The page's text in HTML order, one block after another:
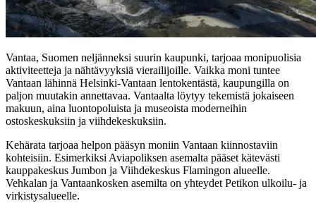
Vantaa, Suomen neljänneksi suurin kaupunki, tarjoaa monipuolisia
aktiviteetteja ja nähtävyyksiä vierailijoille. Vaikka moni tuntee
Vantaan lähinnä Helsinki-Vantaan lentokentästä, kaupungilla on
paljon muutakin annettavaa. Vantaalta löytyy tekemistä jokaiseen
makuun, aina luontopoluista ja museoista moderneihin
ostoskeskuksiin ja viihdekeskuksiin.
Kehärata tarjoaa helpon pääsyn moniin Vantaan kiinnostaviin
kohteisiin. Esimerkiksi Aviapoliksen asemalta pääset kätevästi
kauppakeskus Jumbon ja Viihdekeskus Flamingon alueelle.
Vehkalan ja Vantaankosken asemilta on yhteydet Petikon ulkoilu- ja
virkistysalueelle.